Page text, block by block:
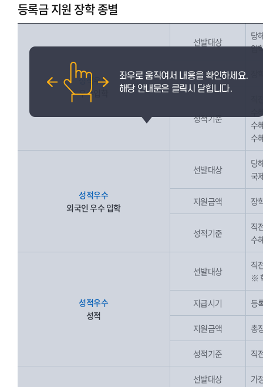
등록금 지원 장학 종별
성적우수
우수입학
선발대상
당
입
지원금액
성적기준
수
수
성적우수
외국인 우수 입학
선발대상
당
국
지원금액 장
성적기준
직
수
성적우수
성적
선발대상
직
※
지급시기 등
지원금액 총
성적기준 직
선발대상 가